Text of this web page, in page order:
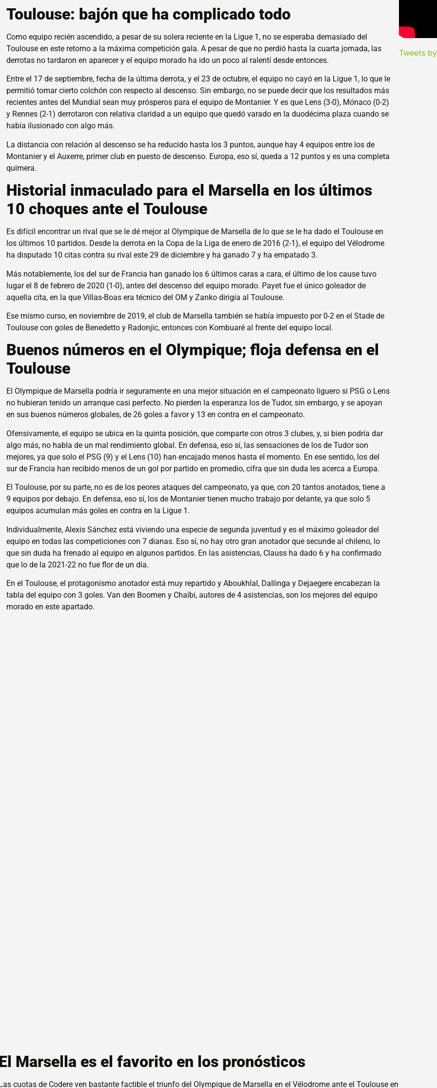
Toulouse: bajón que ha complicado todo
Como equipo recién ascendido, a pesar de su solera reciente en la Ligue 1, no se esperaba demasiado del
Toulouse en este retorno a la máxima competición gala. A pesar de que no perdió hasta la cuarta jornada, las
derrotas no tardaron en aparecer y el equipo morado ha ido un poco al ralentí desde entonces.
Entre el 17 de septiembre, fecha de la última derrota, y el 23 de octubre, el equipo no cayó en la Ligue 1, lo que le
permitió tomar cierto colchón con respecto al descenso. Sin embargo, no se puede decir que los resultados más
recientes antes del Mundial sean muy prósperos para el equipo de Montanier. Y es que Lens (3-0), Mónaco (0-2)
y Rennes (2-1) derrotaron con relativa claridad a un equipo que quedó varado en la duodécima plaza cuando se
había ilusionado con algo más.
La distancia con relación al descenso se ha reducido hasta los 3 puntos, aunque hay 4 equipos entre los de
Montanier y el Auxerre, primer club en puesto de descenso. Europa, eso sí, queda a 12 puntos y es una completa
quimera.
Historial inmaculado para el Marsella en los últimos
10 choques ante el Toulouse
Es difícil encontrar un rival que se le dé mejor al Olympique de Marsella de lo que se le ha dado el Toulouse en
los últimos 10 partidos. Desde la derrota en la Copa de la Liga de enero de 2016 (2-1), el equipo del Vélodrome
ha disputado 10 citas contra su rival este 29 de diciembre y ha ganado 7 y ha empatado 3.
Más notablemente, los del sur de Francia han ganado los 6 últimos caras a cara, el último de los cause tuvo
lugar el 8 de febrero de 2020 (1-0), antes del descenso del equipo morado. Payet fue el único goleador de
aquella cita, en la que Villas-Boas era técnico del OM y Zanko dirigía al Toulouse.
Ese mismo curso, en noviembre de 2019, el club de Marsella también se había impuesto por 0-2 en el Stade de
Toulouse con goles de Benedetto y Radonjic, entonces con Kombuaré al frente del equipo local.
Buenos números en el Olympique; floja defensa en el
Toulouse
El Olympique de Marsella podría ir seguramente en una mejor situación en el campeonato liguero si PSG o Lens
no hubieran tenido un arranque casi perfecto. No pierden la esperanza los de Tudor, sin embargo, y se apoyan
en sus buenos números globales, de 26 goles a favor y 13 en contra en el campeonato.
Ofensivamente, el equipo se ubica en la quinta posición, que comparte con otros 3 clubes, y, si bien podría dar
algo más, no habla de un mal rendimiento global. En defensa, eso sí, las sensaciones de los de Tudor son
mejores, ya que solo el PSG (9) y el Lens (10) han encajado menos hasta el momento. En ese sentido, los del
sur de Francia han recibido menos de un gol por partido en promedio, cifra que sin duda les acerca a Europa.
El Toulouse, por su parte, no es de los peores ataques del campeonato, ya que, con 20 tantos anotados, tiene a
9 equipos por debajo. En defensa, eso sí, los de Montanier tienen mucho trabajo por delante, ya que solo 5
equipos acumulan más goles en contra en la Ligue 1.
Individualmente, Alexis Sánchez está viviendo una especie de segunda juventud y es el máximo goleador del
equipo en todas las competiciones con 7 dianas. Eso sí, no hay otro gran anotador que secunde al chileno, lo
que sin duda ha frenado al equipo en algunos partidos. En las asistencias, Clauss ha dado 6 y ha confirmado
que lo de la 2021-22 no fue flor de un día.
En el Toulouse, el protagonismo anotador está muy repartido y Aboukhlal, Dallinga y Dejaegere encabezan la
tabla del equipo con 3 goles. Van den Boomen y Chaïbi, autores de 4 asistencias, son los mejores del equipo
morado en este apartado.
Marsella es el favorito en los pronósticos
cuotas de Codere ven bastante factible el triunfo del Olympique de Marsella en el Vélodrome ante el Toulouse en
Tweets